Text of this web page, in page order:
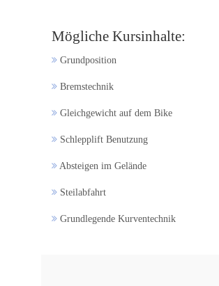
Mögliche Kursinhalte:
Grundposition
Bremstechnik
Gleichgewicht auf dem Bike
Schlepplift Benutzung
Absteigen im Gelände
Steilabfahrt
Grundlegende Kurventechnik